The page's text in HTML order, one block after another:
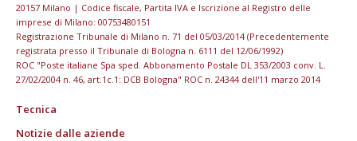
20157 Milano | Codice fiscale, Partita IVA e Iscrizione al Registro delle
imprese di Milano: 00753480151
Registrazione Tribunale di Milano n. 71 del 05/03/2014 (Precedentemente
registrata presso il Tribunale di Bologna n. 6111 del 12/06/1992)
ROC "Poste italiane Spa sped. Abbonamento Postale DL 353/2003 conv. L.
27/02/2004 n. 46, art.1c.1: DCB Bologna" ROC n. 24344 dell'11 marzo 2014
Tecnica
Notizie dalle aziende